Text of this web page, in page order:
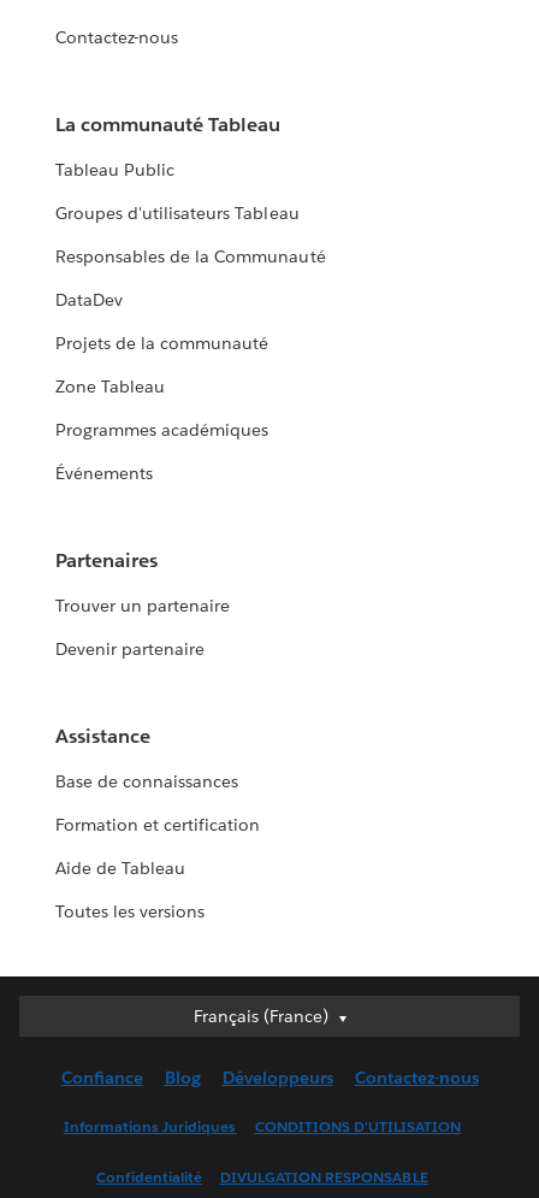
Contactez-nous
La communauté Tableau
Tableau Public
Groupes d'utilisateurs Tableau
Responsables de la Communauté
DataDev
Projets de la communauté
Zone Tableau
Programmes académiques
Événements
Partenaires
Trouver un partenaire
Devenir partenaire
Assistance
Base de connaissances
Formation et certification
Aide de Tableau
Toutes les versions
Français (France)
Français (France)
English (UK)
Français (Canada)
Confiance Blog Développeurs Contactez-nous
Informations Juridiques CONDITIONS D'UTILISATION
Confidentialité DIVULGATION RESPONSABLE